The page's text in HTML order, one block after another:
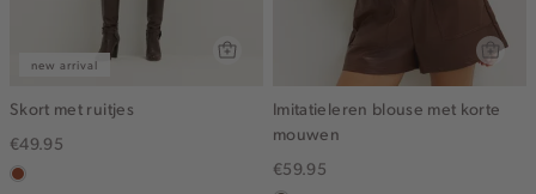
new arrival
Skort met ruitjes
€49.95
bruin
Imitatieleren blouse met korte
mouwen
€59.95